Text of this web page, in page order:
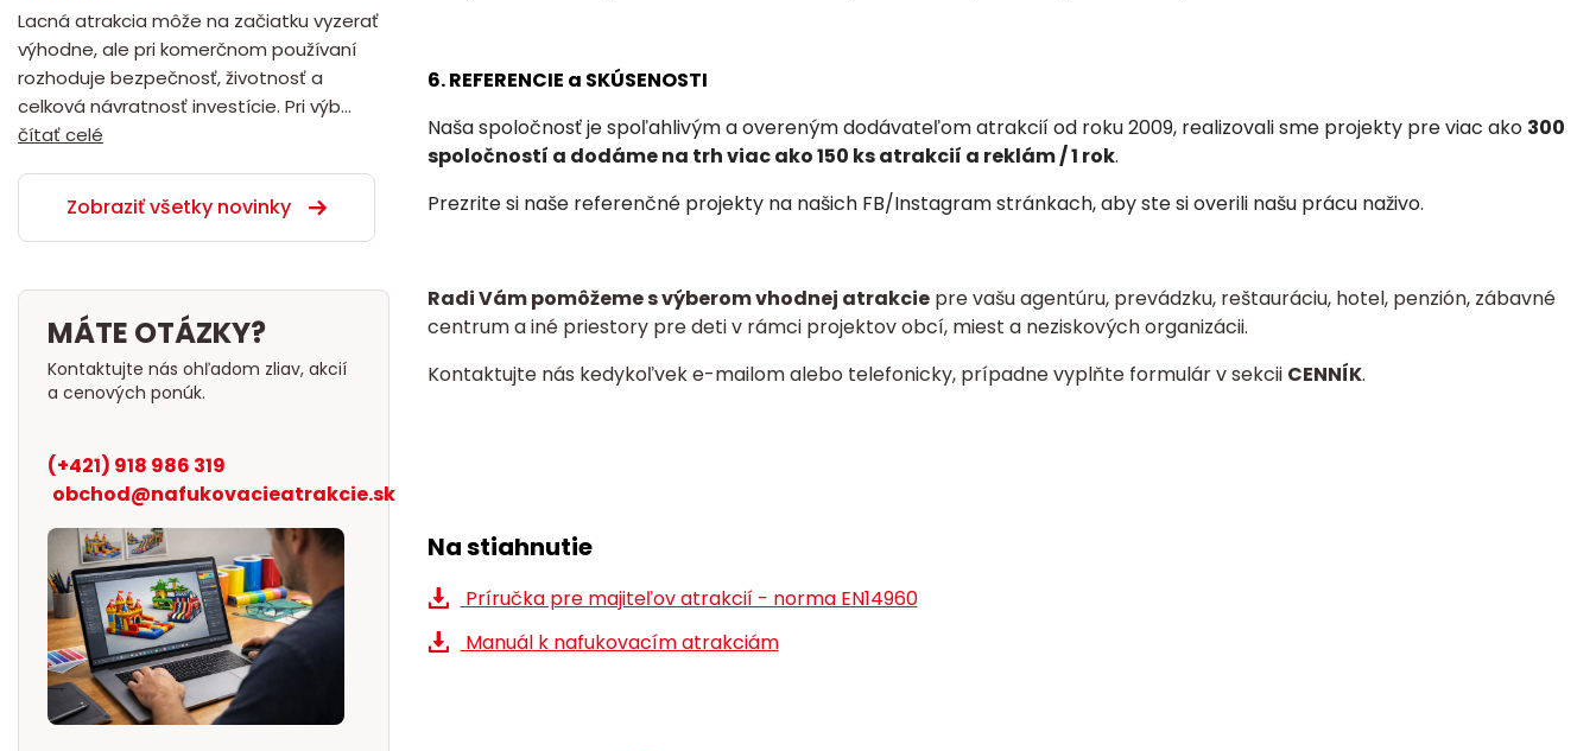
Lacná atrakcia môže na začiatku vyzerať
výhodne, ale pri komerčnom používaní
rozhoduje bezpečnosť, životnosť a
celková návratnosť investície. Pri výb...
čítať celé
Zobraziť všetky novinky
MÁTE OTÁZKY?
Kontaktujte nás ohľadom zliav, akcií
a cenových ponúk.
(+421) 918 986 319
obchod@nafukovacieatrakcie.sk
6. REFERENCIE a SKÚSENOSTI
Naša spoločnosť je spoľahlivým a overeným dodávateľom atrakcií od roku 2009, realizovalisme projekty pre viac ako 300
spoločností a dodáme na trh viac ako 150 ks atrakcií a reklám / 1 rok.
Prezrite si naše referenčné projekty na našich FB/Instagram stránkach, aby ste si overili našu prácu naživo.
Radi Vám pomôžeme s výberom vhodnej atrakciepre vašu agentúru, prevádzku, reštauráciu, hotel, penzión, zábavné
centrum a iné priestory pre deti v rámci projektov obcí, miest a neziskových organizácii.
Kontaktujte nás kedykoľvek e-mailom alebo telefonicky, prípadne vyplňte formulár v sekcii CENNÍK.
Na stiahnutie
Príručka pre majiteľov atrakcií - norma EN14960
Manuál k nafukovacím atrakciám